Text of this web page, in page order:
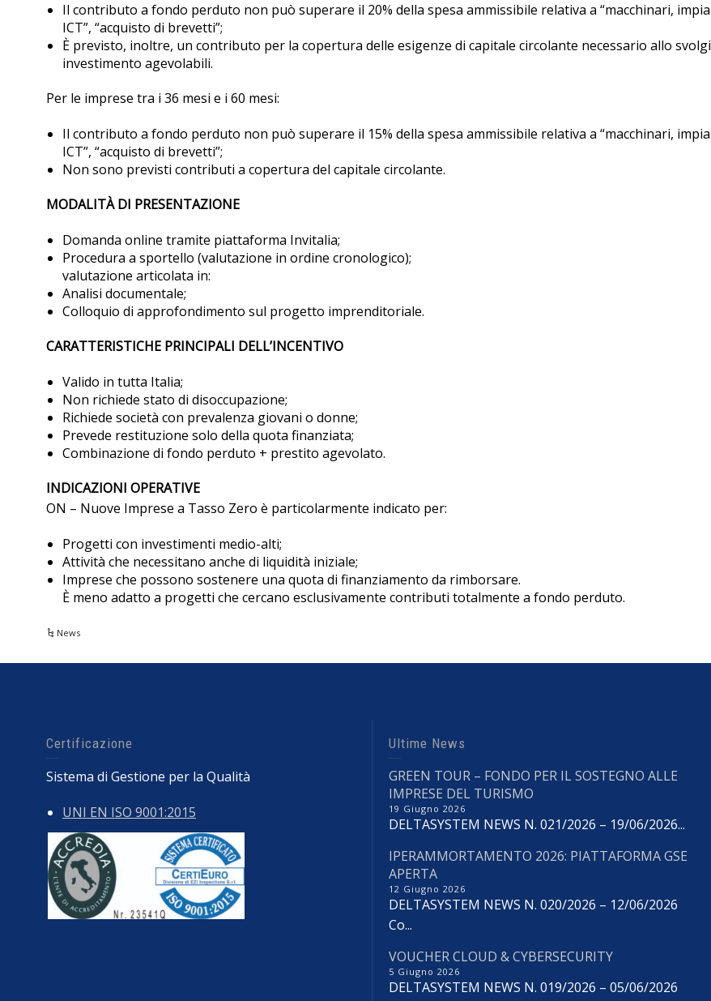
Il contributo a fondo perduto non può superare il 20% della spesa ammissibile relativa a “macchinari,
ICT”, “acquisto di brevetti”;
È previsto, inoltre, un contributo per la copertura delle esigenze di capitale circolante necessario allo
investimento agevolabili.
Per le imprese tra i 36 mesi e i 60 mesi:
Il contributo a fondo perduto non può superare il 15% della spesa ammissibile relativa a “macchinari,
ICT”, “acquisto di brevetti”;
Non sono previsti contributi a copertura del capitale circolante.
MODALITÀ DI PRESENTAZIONE
Domanda online tramite piattaforma Invitalia;
Procedura a sportello (valutazione in ordine cronologico);
valutazione articolata in:
Analisi documentale;
Colloquio di approfondimento sul progetto imprenditoriale.
CARATTERISTICHE PRINCIPALI DELL’INCENTIVO
Valido in tutta Italia;
Non richiede stato di disoccupazione;
Richiede società con prevalenza giovani o donne;
Prevede restituzione solo della quota finanziata;
Combinazione di fondo perduto + prestito agevolato.
INDICAZIONI OPERATIVE
ON – Nuove Imprese a Tasso Zero è particolarmente indicato per:
Progetti con investimenti medio-alti;
Attività che necessitano anche di liquidità iniziale;
Imprese che possono sostenere una quota di finanziamento da rimborsare.
È meno adatto a progetti che cercano esclusivamente contributi totalmente a fondo perduto.
News
Certificazione
Sistema di Gestione per la Qualità
UNI EN ISO 9001:2015
Ultime News
GREEN TOUR – FONDO PER IL SOSTEGNO ALLE
IMPRESE DEL TURISMO
19 Giugno 2026
DELTASYSTEM NEWS N. 021/2026 – 19/06/2026...
IPERAMMORTAMENTO 2026: PIATTAFORMA GSE
APERTA
12 Giugno 2026
DELTASYSTEM NEWS N. 020/2026 – 12/06/2026
Co...
VOUCHER CLOUD & CYBERSECURITY
5 Giugno 2026
DELTASYSTEM NEWS N. 019/2026 – 05/06/2026